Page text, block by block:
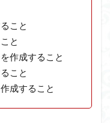
こと
と
作成すること
こと
成すること